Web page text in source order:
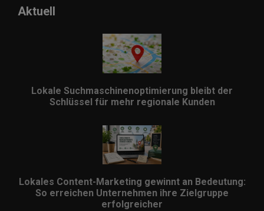
Aktuell
Lokale Suchmaschinenoptimierung bleibt der
Schlüssel für mehr regionale Kunden
Lokales Content-Marketing gewinnt an Bedeutung:
So erreichen Unternehmen ihre Zielgruppe
erfolgreicher